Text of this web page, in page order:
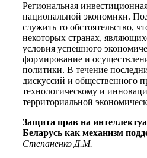
Региональная
национальной экономики.
служить то обстоятельство,
некоторых странах,
условия успешного
формирование и
политики. В течение
дискуссий и общественного
технологическому и
территориальной
Защита прав на
Беларусь как механизм
Степаненко Д.М.